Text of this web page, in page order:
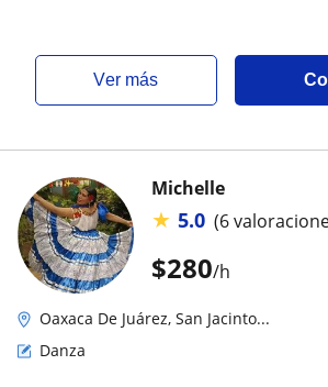
ver más
$280/h
Michelle
★ 5.0 (6
Oaxaca De Juárez, San Jacinto...
Danza